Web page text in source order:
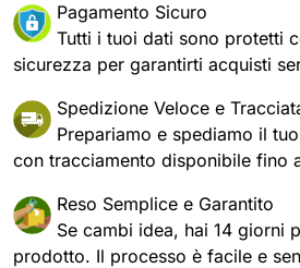
Pagamento Sicuro
Tutti i tuoi dati sono protetti
sicurezza per garantirti acquisti
Spedizione Veloce e
Prepariamo e spediamo il
con tracciamento disponibile fino
Reso Semplice e Garantito
Se cambi idea, hai 14 giorni
prodotto. Il processo è facile e